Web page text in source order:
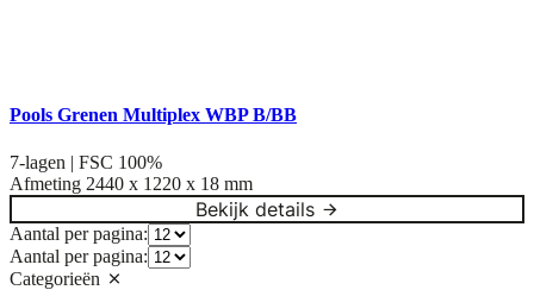
Pools Grenen Multiplex WBP B/BB
7-lagen | FSC 100%
Afmeting 2440 x 1220 x 18 mm
Bekijk details
Aantal per pagina:
Aantal per pagina:
Categorieën